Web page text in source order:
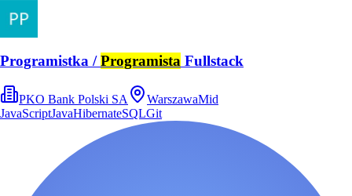
Programistka /Programista Fullstack
PKO Bank Polski SA WarszawaMid
JavaScriptJavaHibernateSQLGit